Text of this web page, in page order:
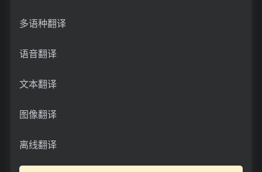
多语种翻译
语音翻译
文本翻译
图像翻译
离线翻译